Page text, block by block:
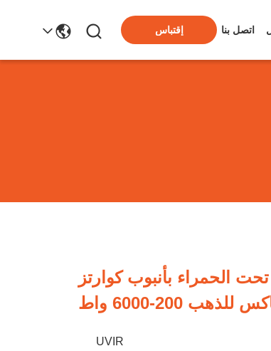
اتصل بنا إقتباس
الحمراء بأنبوب كوارتز
للذهب 200-6000 واط
UVIR